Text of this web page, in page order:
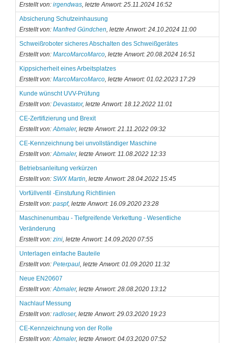
Erstellt von: irgendwas, letzte Anwort: 25.11.2024 16:52
Absicherung Schutzeinhausung
Erstellt von: Manfred Gündchen , letzte Anwort: 24.10.2024 11:00
Schweißroboter sicheres Abschalten des Schweißgerätes
Erstellt von: MarcoMarcoMarco, letzte Anwort: 20.08.2024 16:51
Kippsicherheit eines Arbeitsplatzes
Erstellt von: MarcoMarcoMarco, letzte Anwort: 01.02.2023 17:29
Kunde wünscht UVV-Prüfung
Erstellt von: Devastator, letzte Anwort: 18.12.2022 11:01
CE-Zertifizierung und Brexit
Erstellt von: Abmaler, letzte Anwort: 21.11.2022 09:32
CE-Kennzeichnung bei unvollständiger Maschine
Erstellt von: Abmaler, letzte Anwort: 11.08.2022 12:33
Betriebsanleitung verkürzen
Erstellt von: SWX Martin , letzte Anwort: 28.04.2022 15:45
Vorfüllventil -Einstufung Richtlinien
Erstellt von: paspf, letzte Anwort: 16.09.2020 23:28
Maschinenumbau - Tiefgreifende Verkettung - Wesentliche
Veränderung
Erstellt von: zini, letzte Anwort: 14.09.2020 07:55
Unterlagen einfache Bauteile
Erstellt von: Peterpaul, letzte Anwort: 01.09.2020 11:32
Neue EN20607
Erstellt von: Abmaler, letzte Anwort: 28.08.2020 13:12
Nachlauf Messung
Erstellt von: radloser, letzte Anwort: 29.03.2020 19:23
CE-Kennzeichnung von der Rolle
Erstellt von: Abmaler, letzte Anwort: 04.03.2020 07:52